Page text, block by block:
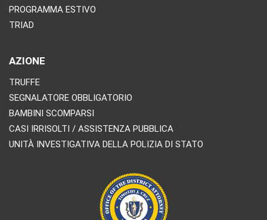
PROGRAMMA ESTIVO
TRIAD
AZIONE
TRUFFE
SEGNALATORE OBBLIGATORIO
BAMBINI SCOMPARSI
CASI IRRISOLTI / ASSISTENZA PUBBLICA
UNITÀ INVESTIGATIVA DELLA POLIZIA DI STATO